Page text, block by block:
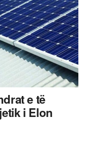
e të
i Elon